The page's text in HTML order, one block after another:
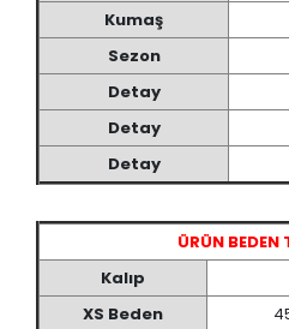
Kumaş
Sezon
Detay
Detay
Detay
ÜRÜN BEDEN
Kalıp
XS Beden